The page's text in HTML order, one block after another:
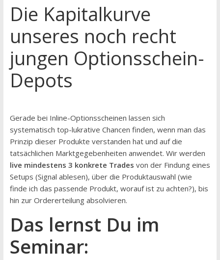
Die Kapitalkurve
unseres noch recht
jungen Optionsschein-
Depots
Gerade bei Inline-Optionsscheinen lassen sich
systematisch top-lukrative Chancen finden, wenn man das
Prinzip dieser Produkte verstanden hat und auf die
tatsächlichen Marktgegebenheiten anwendet. Wir werden
live mindestens 3 konkrete Trades von der Findung eines
Setups (Signal ablesen), über die Produktauswahl (wie
finde ich das passende Produkt, worauf ist zu achten?), bis
hin zur Ordererteilung absolvieren.
Das lernst Du im
Seminar: